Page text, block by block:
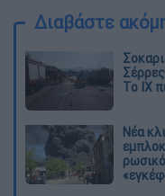
Διαβάστε
Το ΙΧ
Νέα